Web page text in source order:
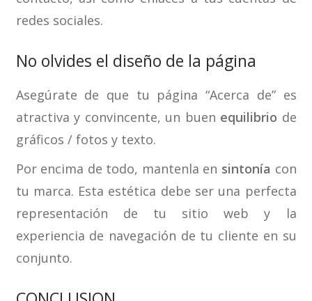
redes sociales.
No olvides el diseño de la página
Asegúrate de que tu página “Acerca de” es
atractiva y convincente, un buen equilibrio de
gráficos / fotos y texto.
Por encima de todo, mantenla en sintonía con
tu marca. Esta estética debe ser una perfecta
representación de tu sitio web y la
experiencia de navegación de tu cliente en su
conjunto.